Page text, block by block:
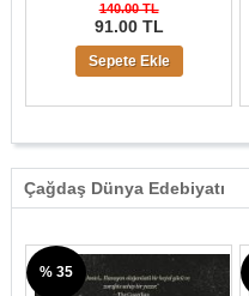
140.00 TL
91.00 TL
Sepete Ekle
Çağdaş Dünya Edebiyatı
% 35